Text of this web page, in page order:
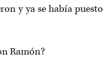
y ya se había puesto
Ramón?